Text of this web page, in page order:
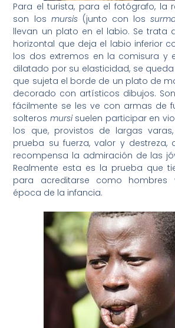
Para el turista, para el fotógrafo, la
son los mursis(junto con los
llevan un plato en el labio. Se trata
horizontal que deja el labio inferior
los dos extremos en la comisura y
dilatado por su elasticidad, se
que sujeta el borde de un plato de
decorado con artísticos dibujos.
fácilmente se les ve con armas de
solteros mursisuelen participar en
los que, provistos de largas
prueba su fuerza, valor y destreza,
recompensa la admiración de las
Realmente esta es la prueba que
para acreditarse como
época de la infancia.